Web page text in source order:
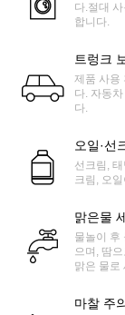
다.절대
합니다.
트렁크
제품 사용
다. 자동
다.
오일·선
선크림,
크림, 오
맑은물
물놀이 후
으며, 땀
맑은 물로
마찰 주